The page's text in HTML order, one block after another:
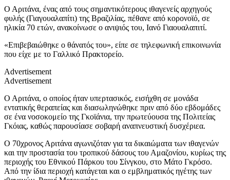
Ο Αριτάνα, ένας από τους σημαντικότερους ιθαγενείς αρχηγούς
φυλής (Γιαγουαλαπίτι) της Βραζιλίας, πέθανε από κορονοϊό, σε
ηλικία 70 ετών, ανακοίνωσε ο ανιψιός του, Ιανό Γιαουαλαπιτί.
«Επιβεβαιώθηκε ο θάνατός του», είπε σε τηλεφωνική επικοινωνία
που είχε με το Γαλλικό Πρακτορείο.
Advertisement
Advertisement
Ο Αριτάνα, ο οποίος ήταν υπερτασικός, εισήχθη σε μονάδα
εντατικής θεραπείας και διασωληνώθηκε πριν από δύο εβδομάδες
σε ένα νοσοκομείο της Γκοϊάνια, την πρωτεύουσα της Πολιτείας
Γκόιας, καθώς παρουσίασε σοβαρή αναπνευστική δυσχέριεα.
Ο 70χρονος Αριτάνα αγωνιζόταν για τα δικαιώματα των ιθαγενών
και την προστασία του τροπικού δάσους του Αμαζονίου, κυρίως της
περιοχής του Εθνικού Πάρκου του Σίνγκου, στο Μάτο Γκρόσο.
Από την ίδια περιοχή κατάγεται και ο εμβληματικός ηγέτης των